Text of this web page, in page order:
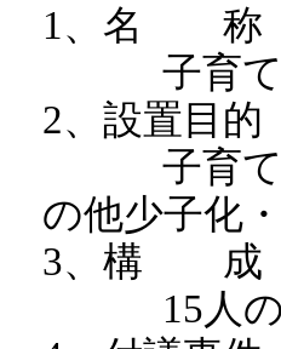
​1、名 称
子育て支
2、設置目的
子育て支
の他少子化
3、構 成
15人の委